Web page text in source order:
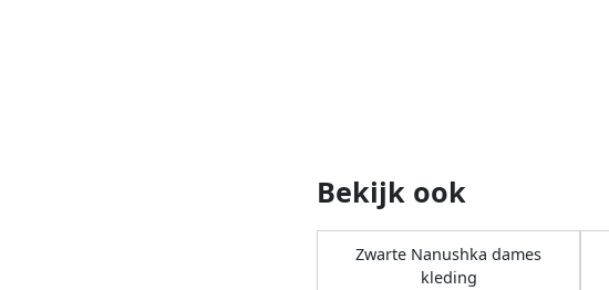
Bekijk ook
Zwarte Nanushka dames
kleding